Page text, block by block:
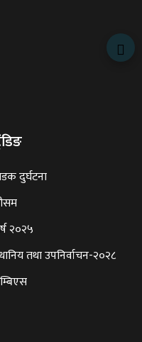
दुर्घटना
२०२५
तथा उपनिर्वाचन-२०२८